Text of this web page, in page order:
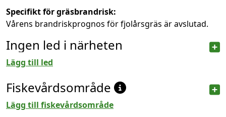
Specifikt för gräsbrandrisk:
Vårens brandriskprognos för fjolårsgräs är avslutad.
Ingen led i närheten
Lägg till led
Fiskevårdsområde
Lägg till fiskevårdsområde